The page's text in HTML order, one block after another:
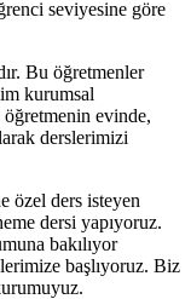
seviyesine göre
Bu öğretmenler
kurumsal
evinde,
derslerimizi
özel ders isteyen
dersi yapıyoruz.
bakılıyor
başlıyoruz. Biz